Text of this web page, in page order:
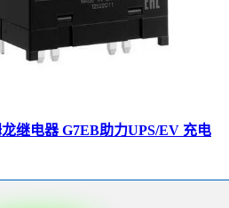
继电器 G7EB助力UPS/EV 充电